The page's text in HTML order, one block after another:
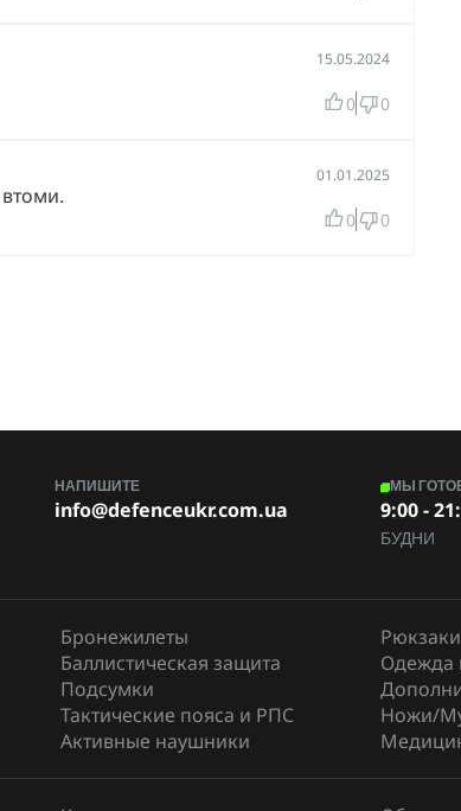
15.05.2024
0 0
01.01.2025
0 0
НАПИШИТЕ
info@defenceukr.com.ua
МЫ
9:00 -
БУДНИ
Бронежилеты
Баллистическая защита
Подсумки
Тактические пояса и РПС
Активные наушники
Одежда
Ножи/